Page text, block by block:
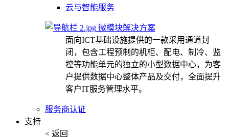
云与智能服务
微模块解决方案
面向ICT基础设施提供的一款采用通道封
闭，包含工程预制的机柜、配电、制冷、监
控等功能单元的独立的小型数据中心，为客
户提供数据中心整体产品及交付，全面提升
客户IT服务管理水平。
服务商认证
支持
< 返回